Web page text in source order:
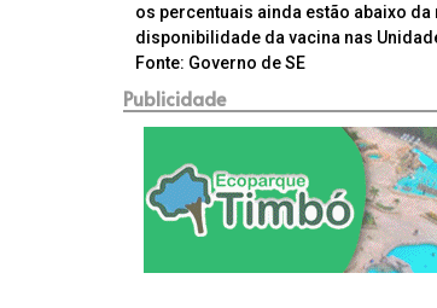
os percentuais ainda estão abaixo
disponibilidade da vacina nas
Fonte: Governo de SE
Publicidade